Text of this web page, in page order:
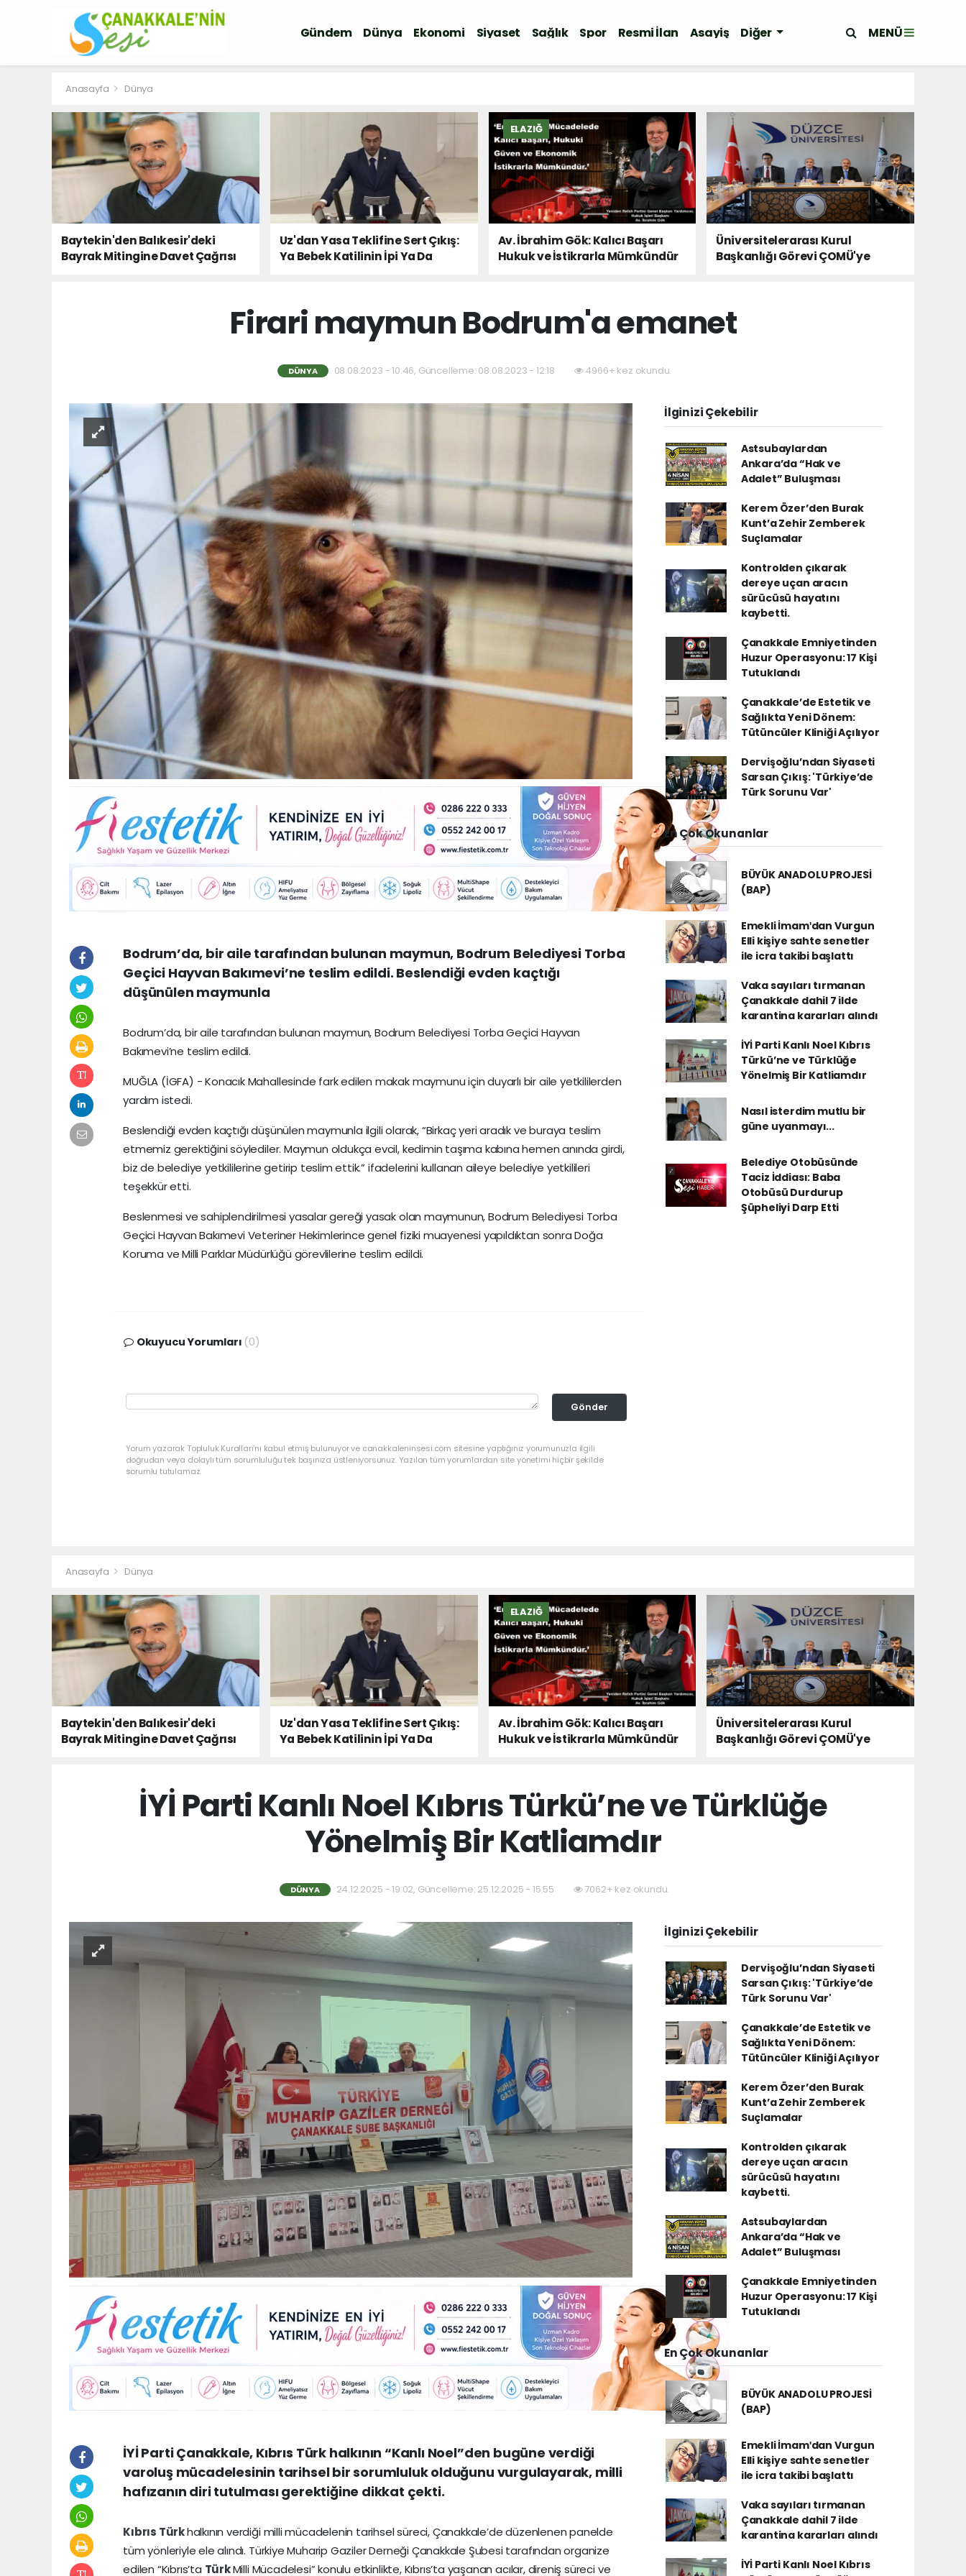
Gündem Dünya Ekonomi Siyaset Sağlık Spor Resmi İlan Asayiş Diğer MENÜ
Anasayfa Dünya
Baytekin'den Balıkesir'deki
Bayrak Mitingine Davet Çağrısı
Uz'dan Yasa Teklifine Sert Çıkış:
Ya Bebek Katilinin İpi Ya Da
ELAZIĞ
Av. İbrahim Gök: Kalıcı Başarı
Hukuk ve İstikrarla Mümkündür
Üniversitelerarası Kurul
Başkanlığı Görevi ÇOMÜ'ye
Firari maymun Bodrum'a emanet
DÜNYA 08.08.2023 - 10:46, Güncelleme: 08.08.2023 - 12:18 4966+ kez okundu.
Bodrum’da, bir aile tarafından bulunan maymun, Bodrum Belediyesi Torba
Geçici Hayvan Bakımevi’ne teslim edildi. Beslendiği evden kaçtığı
düşünülen maymunla
Bodrum’da, bir aile tarafından bulunan maymun, Bodrum Belediyesi Torba Geçici Hayvan
Bakımevi’ne teslim edildi.
MUĞLA (İGFA) - Konacık Mahallesinde fark edilen makak maymunu için duyarlı bir aile yetkililerden
yardım istedi.
Beslendiği evden kaçtığı düşünülen maymunla ilgili olarak, “Birkaç yeri aradık ve buraya teslim
etmemiz gerektiğini söylediler. Maymun oldukça evcil, kedimin taşıma kabına hemen anında girdi,
biz de belediye yetkililerine getirip teslim ettik.” ifadelerini kullanan aileye belediye yetkilileri
teşekkür etti.
Beslenmesi ve sahiplendirilmesi yasalar gereği yasak olan maymunun, Bodrum Belediyesi Torba
Geçici Hayvan Bakımevi Veteriner Hekimlerince genel fiziki muayenesi yapıldıktan sonra Doğa
Koruma ve Milli Parklar Müdürlüğü görevlilerine teslim edildi.
Okuyucu Yorumları (0)
Gönder
Yorum yazarak Topluluk Kuralları’nı kabul etmiş bulunuyor ve canakkaleninsesi.com sitesine yaptığınız yorumunuzla ilgili
doğrudan veya dolaylı tüm sorumluluğu tek başınıza üstleniyorsunuz. Yazılan tüm yorumlardan site yönetimi hiçbir şekilde
sorumlu tutulamaz.
İlginizi Çekebilir
Astsubaylardan
Ankara’da “Hak ve
Adalet” Buluşması
Kerem Özer’den Burak
Kunt’a Zehir Zemberek
Suçlamalar
Kontrolden çıkarak
dereye uçan aracın
sürücüsü hayatını
kaybetti.
Çanakkale Emniyetinden
Huzur Operasyonu: 17 Kişi
Tutuklandı
Çanakkale’de Estetik ve
Sağlıkta Yeni Dönem:
Tütüncüler Kliniği Açılıyor
Dervişoğlu’ndan Siyaseti
Sarsan Çıkış: 'Türkiye’de
Türk Sorunu Var'
En Çok Okunanlar
BÜYÜK ANADOLU PROJESİ
(BAP)
Emekli İmamʹdan Vurgun
Elli kişiye sahte senetler
ile icra takibi başlattı
Vaka sayıları tırmanan
Çanakkale dahil 7 ilde
karantina kararları alındı
İYİ Parti Kanlı Noel Kıbrıs
Türkü’ne ve Türklüğe
Yönelmiş Bir Katliamdır
Nasıl isterdim mutlu bir
güne uyanmayı...
Belediye Otobüsünde
Taciz İddiası: Baba
Otobüsü Durdurup
Şüpheliyi Darp Etti
Anasayfa Dünya
Baytekin'den Balıkesir'deki
Bayrak Mitingine Davet Çağrısı
Uz'dan Yasa Teklifine Sert Çıkış:
Ya Bebek Katilinin İpi Ya Da
ELAZIĞ
Av. İbrahim Gök: Kalıcı Başarı
Hukuk ve İstikrarla Mümkündür
Üniversitelerarası Kurul
Başkanlığı Görevi ÇOMÜ'ye
İYİ Parti Kanlı Noel Kıbrıs Türkü’ne ve Türklüğe
Yönelmiş Bir Katliamdır
DÜNYA 24.12.2025 - 19:02, Güncelleme: 25.12.2025 - 15:55 7062+ kez okundu.
İYİ Parti Çanakkale, Kıbrıs Türk halkının “Kanlı Noel”den bugüne verdiği
varoluş mücadelesinin tarihsel bir sorumluluk olduğunu vurgulayarak, milli
hafızanın diri tutulması gerektiğine dikkat çekti.
Kıbrıs Türkhalkının verdiği milli mücadelenin tarihsel süreci, Çanakkale’de düzenlenen panelde
tüm yönleriyle ele alındı. Türkiye Muharip Gaziler Derneği Çanakkale Şubesi tarafından organize
edilen “Kıbrıs’ta TürkMilli Mücadelesi” konulu etkinlikte, Kıbrıs’ta yaşanan acılar, direniş süreci ve
İlginizi Çekebilir
Dervişoğlu’ndan Siyaseti
Sarsan Çıkış: 'Türkiye’de
Türk Sorunu Var'
Çanakkale’de Estetik ve
Sağlıkta Yeni Dönem:
Tütüncüler Kliniği Açılıyor
Kerem Özer’den Burak
Kunt’a Zehir Zemberek
Suçlamalar
Kontrolden çıkarak
dereye uçan aracın
sürücüsü hayatını
kaybetti.
Astsubaylardan
Ankara’da “Hak ve
Adalet” Buluşması
Çanakkale Emniyetinden
Huzur Operasyonu: 17 Kişi
Tutuklandı
En Çok Okunanlar
BÜYÜK ANADOLU PROJESİ
(BAP)
Emekli İmamʹdan Vurgun
Elli kişiye sahte senetler
ile icra takibi başlattı
Vaka sayıları tırmanan
Çanakkale dahil 7 ilde
karantina kararları alındı
İYİ Parti Kanlı Noel Kıbrıs